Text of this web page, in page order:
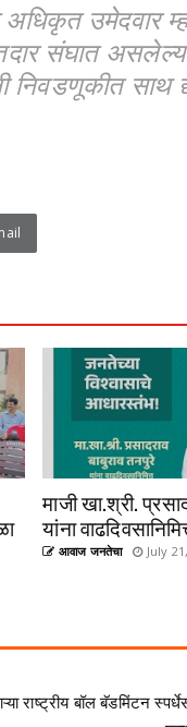
अधिकृत उमेदवार
संघात
निवडणूकीत साथ
माजी खा.श्री.
यांना
आवाज जनतेचा July
राष्ट्रीय बॉल बॅडमिंटन